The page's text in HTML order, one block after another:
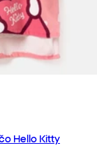
Hello Kitty